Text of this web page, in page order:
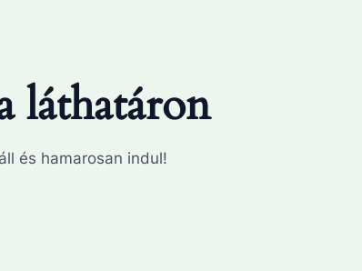
láthatáron
és hamarosan indul!